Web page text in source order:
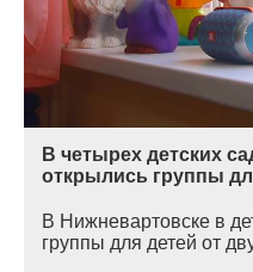
В четырех детских
открылись группы
В Нижневартовске в
группы для детей от